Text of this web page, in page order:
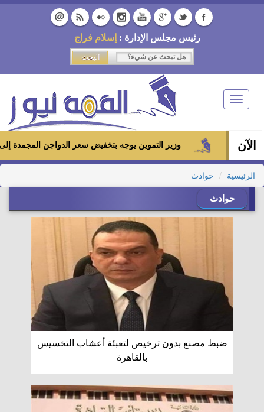
رئيس مجلس الإدارة : إسلام فراج
Toggle
navigation
الآن وزير التموين يوجه بتخفيض سعر الدواجن المجمدة إلى 100 جنيه للكيلو بالمجمعات الاستهلاكية ومعارض «أهلاً رمضان»
الرئيسية حوادث
حوادث
ضبط مصنع بدون ترخيص لتعبئة أعشاب التخسيس
بالقاهرة